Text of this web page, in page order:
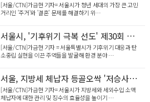
[서울/CTN]가금현 기자= 서울시가 청년 세대의 가장 큰 고민
거리인 '주거'와 '결혼' 문제를 해결하기 위…
서울시, '기후위기 극복 선도' 제30회 서울시 환경상 시상
[서울/CTN]가금현 기자 = 서울특별시가 기후위기 대응과 탄
소중립 실현을 이끈 주역들을 발굴해 환경 분야 …
서울, 지방세 체납자 등골오싹 '저승사자' 뜬다
[서울/CTN]가금현 기자= 서울시가 지방세와 세외수입 소액
체납자에 대한 관리 및 징수의 효율성을 높이기 …